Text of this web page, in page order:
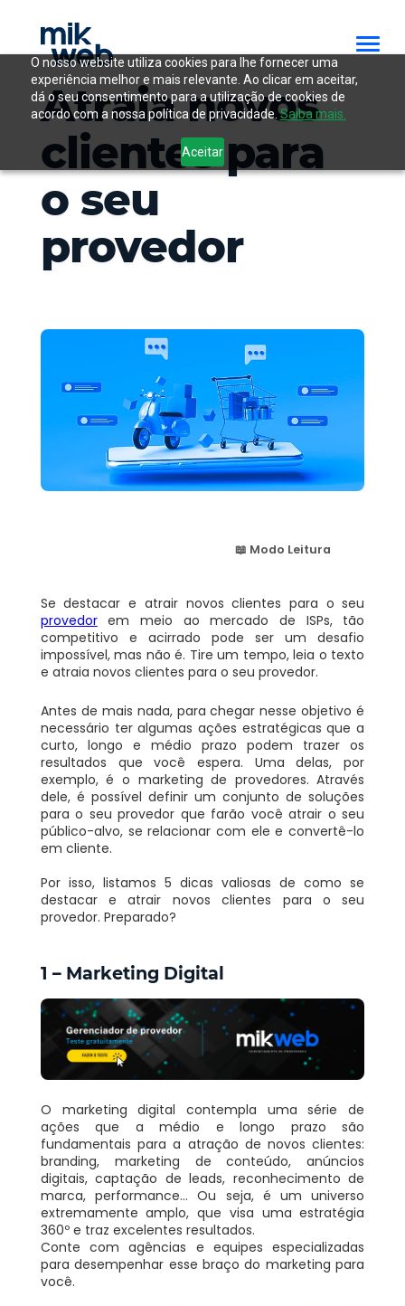
O nosso website utiliza cookies para lhe fornecer uma
experiência melhor e mais relevante. Ao clicar em aceitar,
dá o seu consentimento para a utilização de cookies de
acordo com a nossa política de privacidade.Saiba mais.
Aceitar
Atraia novos
clientes para
o seu
provedor
📖 Modo Leitura
Se destacar e atrair novos clientes para o seu
provedorem meio ao mercado de ISPs, tão
competitivo e acirrado pode ser um desafio
impossível, mas não é. Tire um tempo, leia o texto
e atraia novos clientes para o seu provedor.
Antes de mais nada, para chegar nesse objetivo é
necessário ter algumas ações estratégicas que a
curto, longo e médio prazo podem trazer os
resultados que você espera. Uma delas, por
exemplo, é o marketing de provedores. Através
dele, é possível definir um conjunto de soluções
para o seu provedor que farão você atrair o seu
público-alvo, se relacionar com ele e convertê-lo
em cliente.
Por isso, listamos 5 dicas valiosas de como se
destacar e atrair novos clientes para o seu
provedor. Preparado?
1 – Marketing Digital
O marketing digital contempla uma série de
ações que a médio e longo prazo são
fundamentais para a atração de novos clientes:
branding, marketing de conteúdo, anúncios
digitais, captação de leads, reconhecimento de
marca, performance… Ou seja, é um universo
extremamente amplo, que visa uma estratégia
360º e traz excelentes resultados.
Conte com agências e equipes especializadas
para desempenhar esse braço do marketing para
você.